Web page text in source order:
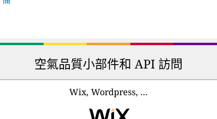
空氣品質小部件和 API 訪問
Wix, Wordpress, ...